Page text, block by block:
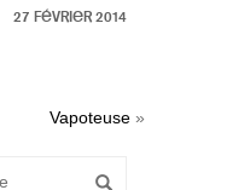
27 FÉVRIER 2014
Vapoteuse »